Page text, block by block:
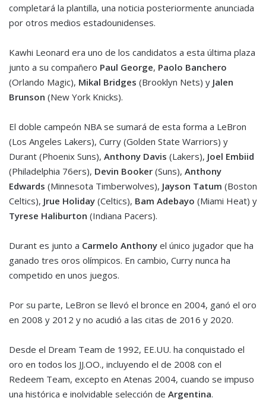
completará la plantilla, una noticia posteriormente anunciada
por otros medios estadounidenses.
Kawhi Leonard era uno de los candidatos a esta última plaza
junto a su compañero Paul George, Paolo Banchero
(Orlando Magic), Mikal Bridges (Brooklyn Nets) y Jalen
Brunson (New York Knicks).
El doble campeón NBA se sumará de esta forma a LeBron
(Los Angeles Lakers), Curry (Golden State Warriors) y
Durant (Phoenix Suns), Anthony Davis (Lakers), Joel Embiid
(Philadelphia 76ers), Devin Booker (Suns), Anthony
Edwards (Minnesota Timberwolves), Jayson Tatum (Boston
Celtics), Jrue Holiday (Celtics), Bam Adebayo (Miami Heat) y
Tyrese Haliburton (Indiana Pacers).
Durant es junto a Carmelo Anthony el único jugador que ha
ganado tres oros olímpicos. En cambio, Curry nunca ha
competido en unos juegos.
Por su parte, LeBron se llevó el bronce en 2004, ganó el oro
en 2008 y 2012 y no acudió a las citas de 2016 y 2020.
Desde el Dream Team de 1992, EE.UU. ha conquistado el
oro en todos los JJ.OO., incluyendo el de 2008 con el
Redeem Team, excepto en Atenas 2004, cuando se impuso
una histórica e inolvidable selección de Argentina.